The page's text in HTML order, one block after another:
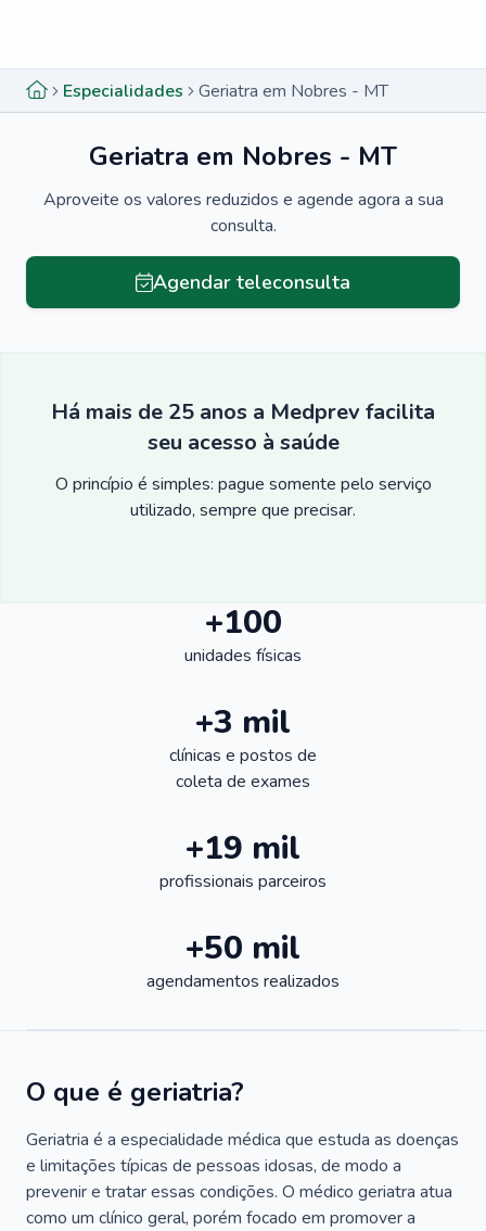
Especialidades Geriatra em Nobres - MT
Geriatra em Nobres - MT
Aproveite os valores reduzidos e agende agora a sua
consulta.
Agendar teleconsulta
Há mais de 25 anos a Medprev facilita
seu acesso à saúde
O princípio é simples: pague somente pelo serviço
utilizado, sempre que precisar.
+100
unidades físicas
+3 mil
clínicas e postos de
coleta de exames
+19 mil
profissionais parceiros
+50 mil
agendamentos realizados
O que é geriatria?
Geriatria é a especialidade médica que estuda as doenças
e limitações típicas de pessoas idosas, de modo a
prevenir e tratar essas condições. O médico geriatra atua
como um clínico geral, porém focado em promover a